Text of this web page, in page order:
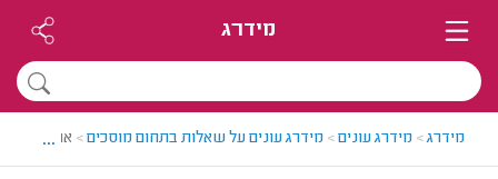
מידרג
מידרג> מידרג עונים> מידרג עונים על שאלות בתחום מוסכים> אורך
...